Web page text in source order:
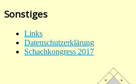
Sonstiges
Links
Datenschutzerklärung
Schachkongress 2017